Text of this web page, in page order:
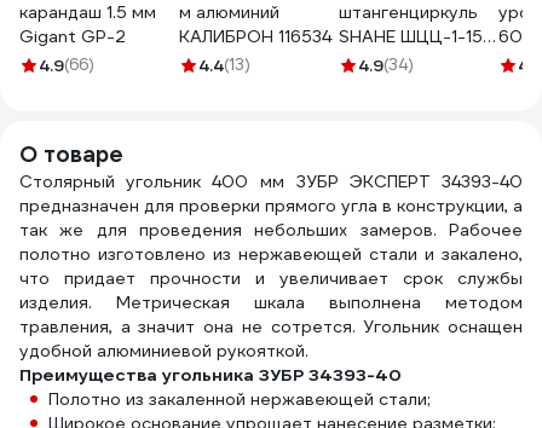
карандаш 1.5 мм
Gigant GP-2
4.9(66)
м алюминий
КАЛИБРОН 116534
4.4(13)
штангенциркуль
SHAHE ШЦЦ-1-150
0,01 губки 40 мм с
4.9(34)
4.6
О товаре
Столярный угольник 400 мм ЗУБР ЭКСПЕРТ 34393-40
предназначен для проверки прямого угла в конструкции, а
так же для проведения небольших замеров. Рабочее
полотно изготовлено из нержавеющей стали и закалено,
что придает прочности и увеличивает срок службы
изделия. Метрическая шкала выполнена методом
травления, а значит она не сотрется. Угольник оснащен
удобной алюминиевой рукояткой.
Преимущества угольника ЗУБР 34393-40
Полотно из закаленной нержавеющей стали;
Широкое основание упрощает нанесение разметки;